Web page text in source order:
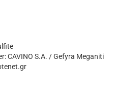
CAVINO S.A. / Gefyra Meganiti